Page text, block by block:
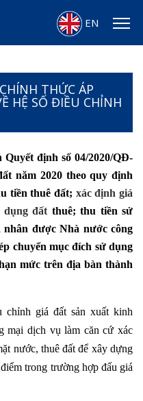
EN
THỨC ÁP
HỆ SỐ ĐIỀU CHỈNH
định số 04/2020/QĐ-
năm 2020 theo quy định
tiền thuê đất; xác định giá
dụng đất thuê; thu tiền sử
được Nhà nước công
chuyển mục đích sử dụng
mức trên địa bàn thành
chỉnh giá đất sản xuất kinh
mại dịch vụ làm căn cứ xác
nước, thuê đất để xây dựng
trong trường hợp đấu giá